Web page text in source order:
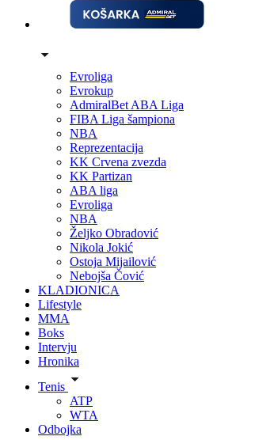
Evroliga
Evrokup
AdmiralBet ABA Liga
FIBA Liga šampiona
NBA
Reprezentacija
KK Crvena zvezda
KK Partizan
ABA liga
Evroliga
NBA
Željko Obradović
Nikola Jokić
Ostoja Mijailović
Nebojša Čović
KLADIONICA
Lifestyle
MMA
Boks
Intervju
Hronika
Tenis
ATP
WTA
Odbojka